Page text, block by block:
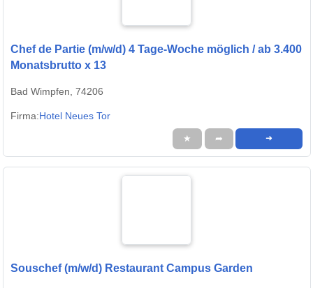
Chef de Partie (m/w/d) 4 Tage-Woche möglich / ab 3.400
Monatsbrutto x 13
Bad Wimpfen, 74206
Firma:Hotel Neues Tor
★ ➦ ➜
Souschef (m/w/d) Restaurant Campus Garden